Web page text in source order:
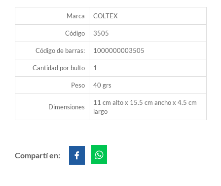
Marca COLTEX
Código 3505
Código de barras: 1000000003505
Cantidad por bulto 1
Peso 40 grs
Dimensiones
11 cm alto x 15.5 cm ancho x 4.5 cm
largo
Compartí en: